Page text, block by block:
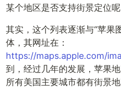
某个地区是否支持街景定位呢
其实，这个列表逐渐与“苹果
体，其网址在：
https://maps.apple.com/
到，经过几年的发展，苹果
所有美国主要城市都有街景地